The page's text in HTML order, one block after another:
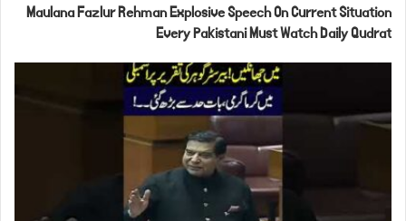
Maulana Fazlur Rehman Explosive Speech On Current Situation
Every Pakistani Must Watch Daily Qudrat